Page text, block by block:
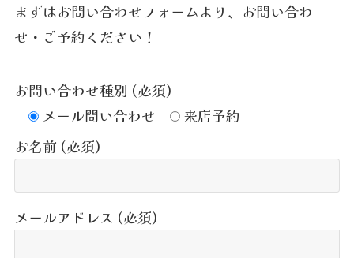
まずはお問い合わせフォームより、お問い合わ
せ・ご予約ください！
お問い合わせ種別 (必須)
メール問い合わせ
来店予約
お名前 (必須)
メールアドレス (必須)